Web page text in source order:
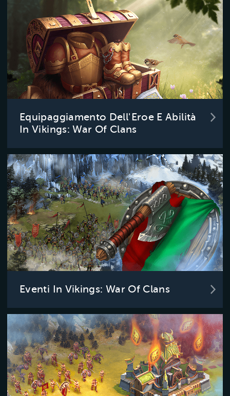
Equipaggiamento Dell'Eroe E Abilità
In Vikings: War Of Clans
Eventi In Vikings: War Of Clans